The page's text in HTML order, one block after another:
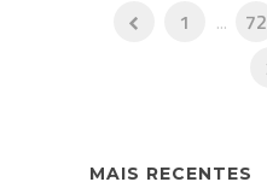
1 ... 72
MAIS RECENTES